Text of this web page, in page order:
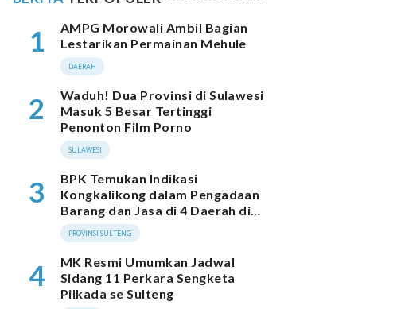
1
AMPG Morowali Ambil Bagian
Lestarikan Permainan Mehule
DAERAH
2
Waduh! Dua Provinsi di Sulawesi
Masuk 5 Besar Tertinggi
Penonton Film Porno
SULAWESI
3
BPK Temukan Indikasi
Kongkalikong dalam Pengadaan
Barang dan Jasa di 4 Daerah di
Sulteng
PROVINSI SULTENG
4
MK Resmi Umumkan Jadwal
Sidang 11 Perkara Sengketa
Pilkada se Sulteng